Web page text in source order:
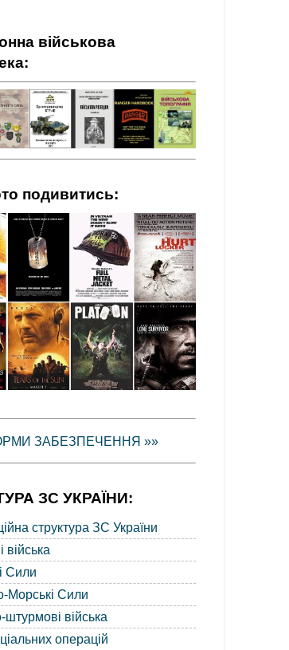
військова
подивитись:
ЗАБЕЗПЕЧЕННЯ »»
ЗС УКРАЇНИ:
структура ЗС України
війська
Сили
Морські Сили
війська
операцій